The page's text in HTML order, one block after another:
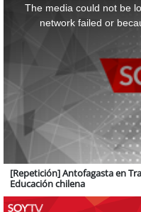
The media could not be
network failed or
[Repetición] Antofagasta en
Educación chilena